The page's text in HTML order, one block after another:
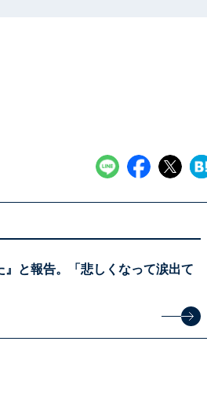
と報告。「悲しくなって涙出て